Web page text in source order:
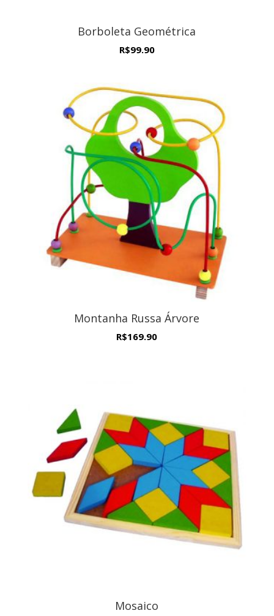
Borboleta Geométrica
R$99.90
Montanha Russa Árvore
R$169.90
Mosaico